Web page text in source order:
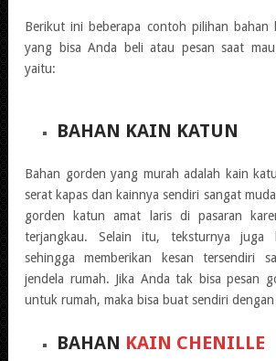
Berikut ini beberapa contoh pilihan bahan
yang bisa Anda beli atau pesan saat
yaitu:
BAHAN KAIN KATUN
Bahan gorden yang murah adalah kain
serat kapas dan kainnya sendiri sangat
gorden katun amat laris di pasaran
terjangkau. Selain itu, teksturnya juga
sehingga memberikan kesan tersendiri
jendela rumah. Jika Anda tak bisa pesan
untuk rumah, maka bisa buat sendiri
BAHAN KAIN CHENILLE